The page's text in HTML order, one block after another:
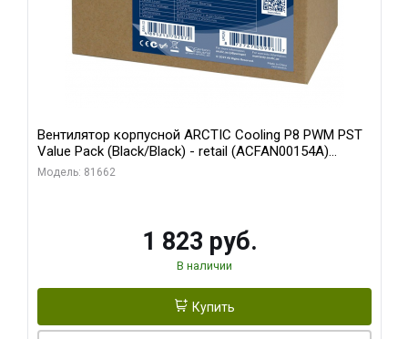
Вентилятор корпусной ARCTIC Cooling P8 PWM PST
Value Pack (Black/Black) - retail (ACFAN00154A)
(702072)
Модель: 81662
1 823 руб.
В наличии
Купить